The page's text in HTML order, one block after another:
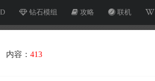
钻石模组 攻略 联机
内容： 413